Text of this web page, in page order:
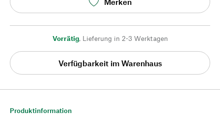
Vorrätig, Lieferung in 2-3 Werktagen
Verfügbarkeit im Warenhaus
Produktinformation